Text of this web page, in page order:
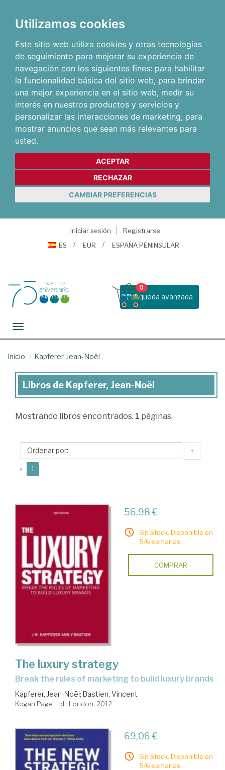
Utilizamos cookies
Este sitio web utiliza cookies y otras tecnologías
de seguimiento para mejorar su experiencia de
navegación con los siguientes fines: para habilitar
la funcionalidad básica del sitio web, para brindar
una mejor experiencia en el sitio web, medir su
interés en nuestros productos y servicios y
personalizar las interacciones de marketing, para
mostrar anuncios que sean más relevantes para
usted.
ACEPTAR
RECHAZAR
CAMBIAR PREFERENCIAS
Iniciar sesión
Registrarse
ES
EUR ESPAÑA PENINSULAR
Busqueda avanzada
0
Toggle navigation
Inicio Kapferer, Jean-Noël
Libros
Kapferer,
Noël
Libros de Kapferer, Jean-Noël
Mostrando libros encontrados. 1 páginas.
↑
« 1
56,98 €
Sin Stock. Disponible en
5/6 semanas.
COMPRAR
The luxury strategy
break the rules of marketing to build luxury brands
Kapferer, Jean-Noël; Bastien, Vincent
Kogan Page Ltd.. London, 2012
69,06 €
Sin Stock. Disponible en
5/6 semanas.